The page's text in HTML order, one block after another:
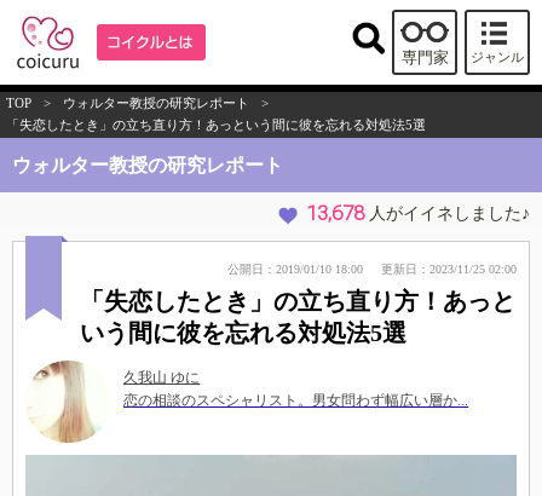
ジャンル
専門家
TOP > ウォルター教授の研究レポート
>
「失恋したとき」の立ち直り方！あっという間に彼を忘れる対処法5選
ウォルター教授の研究レポート
13,678 人がイイネしました♪
公開日：2019/01/10 18:00 更新日：2023/11/25 02:00
「失恋したとき」の立ち直り方！あっと
いう間に彼を忘れる対処法5選
久我山 ゆに
恋の相談のスペシャリスト。男女問わず幅広い層か...